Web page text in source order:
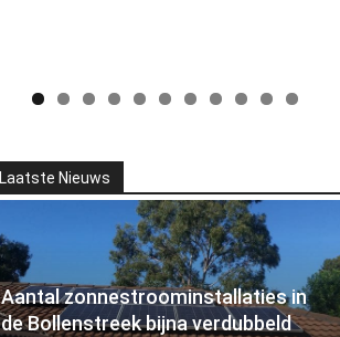
Laatste Nieuws
Aantal zonnestroominstallaties in
de Bollenstreek bijna verdubbeld